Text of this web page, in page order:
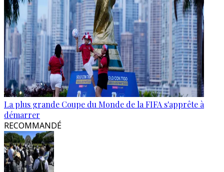
La plus grande Coupe du Monde de la FIFA s'apprête à
démarrer
RECOMMANDÉ